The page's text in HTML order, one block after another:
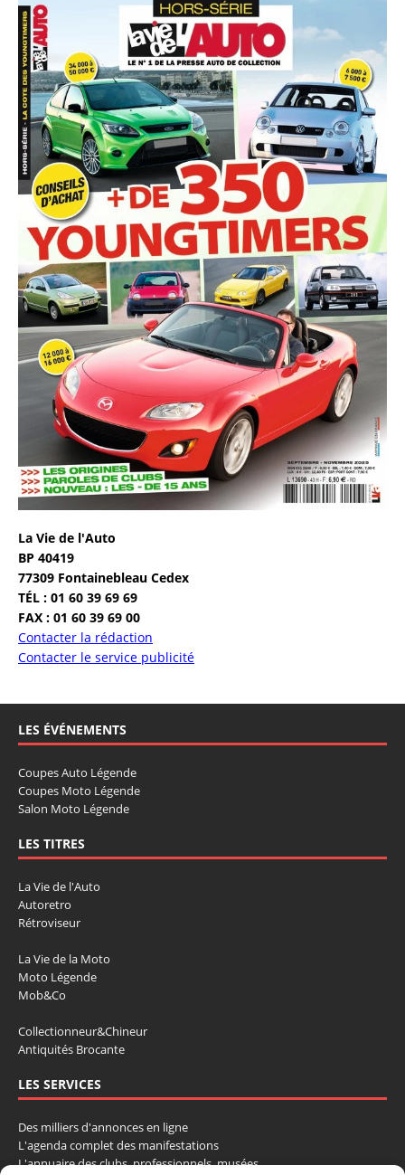
La Vie de l'Auto
BP 40419
77309 Fontainebleau Cedex
TÉL : 01 60 39 69 69
FAX : 01 60 39 69 00
Contacter la rédaction
Contacter le service publicité
LES ÉVÉNEMENTS
Coupes Auto Légende
Coupes Moto Légende
Salon Moto Légende
LES TITRES
La Vie de l'Auto
Autoretro
Rétroviseur
La Vie de la Moto
Moto Légende
Mob&Co
Collectionneur&Chineur
Antiquités Brocante
LES SERVICES
Des milliers d'annonces en ligne
L'agenda complet des manifestations
L'annuaire des clubs, professionnels, musées